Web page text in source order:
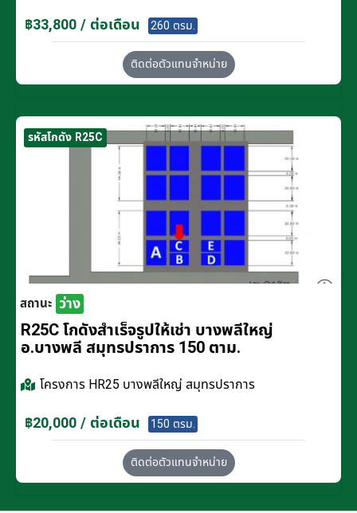
฿33,800 / ต่อเดือน 260 ตรม.
ติดต่อตัวแทนจำหน่าย
รหัสโกดัง R25C
สถานะ ว่าง
R25C โกดังสำเร็จรูปให้เช่า บางพลีใหญ่
อ.บางพลี สมุทรปราการ 150 ตาม.
โครงการ HR25 บางพลีใหญ่ สมุทรปราการ
฿20,000 / ต่อเดือน 150 ตรม.
ติดต่อตัวแทนจำหน่าย